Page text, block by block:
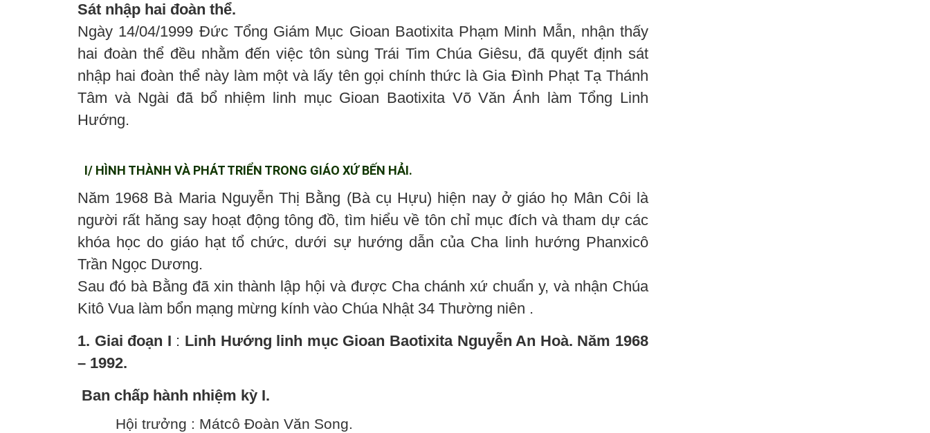
Sát nhập hai đoàn thể.
Ngày 14/04/1999 Đức Tổng Giám Mục Gioan Baotixita Phạm Minh Mẫn, nhận thấy
hai đoàn thể đều nhằm đến việc tôn sùng Trái Tim Chúa Giêsu, đã quyết định sát
nhập hai đoàn thể này làm một và lấy tên gọi chính thức là Gia Đình Phạt Tạ Thánh
Tâm và Ngài đã bổ nhiệm linh mục Gioan Baotixita Võ Văn Ánh làm Tổng Linh
Hướng.
I/ HÌNH THÀNH VÀ PHÁT TRIỂN TRONG GIÁO XỨ BẾN HẢI.
Năm 1968 Bà Maria Nguyễn Thị Bằng (Bà cụ Hựu) hiện nay ở giáo họ Mân Côi là
người rất hăng say hoạt động tông đồ, tìm hiểu về tôn chỉ mục đích và tham dự các
khóa học do giáo hạt tổ chức, dưới sự hướng dẫn của Cha linh hướng Phanxicô
Trần Ngọc Dương.
Sau đó bà Bằng đã xin thành lập hội và được Cha chánh xứ chuẩn y, và nhận Chúa
Kitô Vua làm bổn mạng mừng kính vào Chúa Nhật 34 Thường niên .
1. Giai đoạn I : Linh Hướng linh mục Gioan Baotixita Nguyễn An Hoà. Năm 1968
– 1992.
Ban chấp hành nhiệm kỳ I.
Hội trưởng : Mátcô Đoàn Văn Song.